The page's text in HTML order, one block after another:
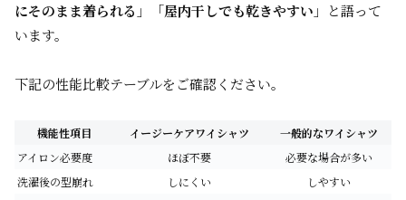
にそのまま着られる 」「屋内干しでも乾きやすい 」と語って
います。
下記の性能比較テーブルをご確認ください。
機能性項目 イージーケアワイシャツ
一般的なワイシャツ
アイロン必要度
ほぼ不要
必要な場合が多い
洗濯後の型崩れ
しにくい
しやすい